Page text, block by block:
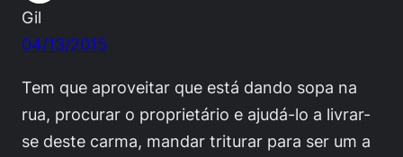
Gil
04/13/2015
Tem que aproveitar que está dando sopa na
rua, procurar o proprietário e ajudá-lo a livrar-
se deste carma, mandar triturar para ser um a